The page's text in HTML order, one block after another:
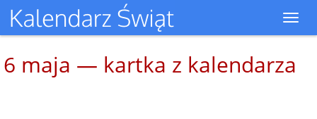
6 maja — kartka z kalendarza